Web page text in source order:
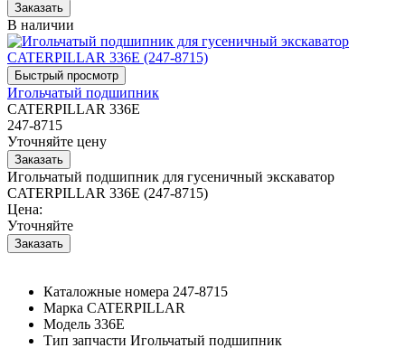
В наличии
Игольчатый подшипник
CATERPILLAR 336E
247-8715
Уточняйте цену
Игольчатый подшипник для гусеничный экскаватор
CATERPILLAR 336E (247-8715)
Цена:
Уточняйте
Каталожные номера 247-8715
Марка CATERPILLAR
Модель 336E
Тип запчасти Игольчатый подшипник